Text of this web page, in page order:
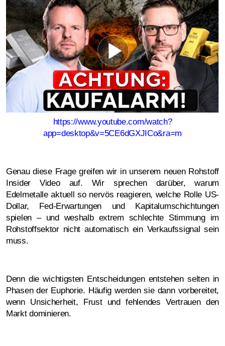
https://www.youtube.com/watch?
app=desktop&v=5CE6dGXJICo&ra=m
Genau diese Frage greifen wir in unserem neuen Rohstoff
Insider Video auf. Wir sprechen darüber, warum
Edelmetalle aktuell so nervös reagieren, welche Rolle US-
Dollar, Fed-Erwartungen und Kapitalumschichtungen
spielen – und weshalb extrem schlechte Stimmung im
Rohstoffsektor nicht automatisch ein Verkaufssignal sein
muss.
Denn die wichtigsten Entscheidungen entstehen selten in
Phasen der Euphorie. Häufig werden sie dann vorbereitet,
wenn Unsicherheit, Frust und fehlendes Vertrauen den
Markt dominieren.